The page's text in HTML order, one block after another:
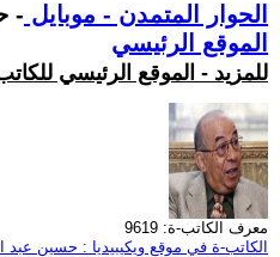
الحوار المتمدن - موبايل -
الموقع الرئيسي
للمزيد - الموقع الرئيسي
معرف الكاتب-ة: 9619
الكاتب-ة في موقع ويكيبيديا : حسين عبد